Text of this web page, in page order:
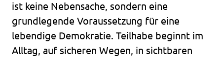
ist keine Nebensache, sondern eine
grundlegende Voraussetzung für eine
lebendige Demokratie. Teilhabe beginnt im
Alltag, auf sicheren Wegen, in sichtbaren